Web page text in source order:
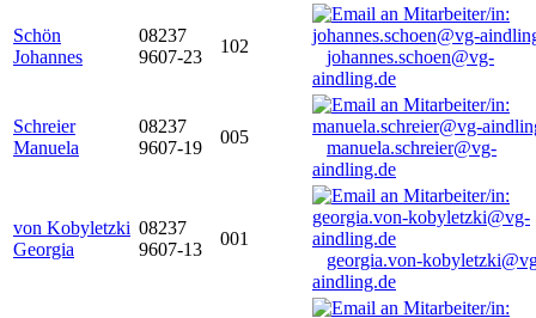
Schön
Johannes
08237
9607-23
102
johannes.schoen@vg-
aindling.de
Schreier
Manuela
08237
9607-19
005
manuela.schreier@vg-
aindling.de
von Kobyletzki
Georgia
08237
9607-13
001
georgia.von-
aindling.de